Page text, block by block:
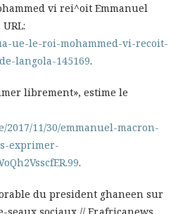
vi rei^oit Emmanuel
ue-le-roi-mohammed-vi-recoit-
langola-145169.
librement», estime le
11/30/emmanuel-macron-
exprimer-
.
du president ghaneen sur